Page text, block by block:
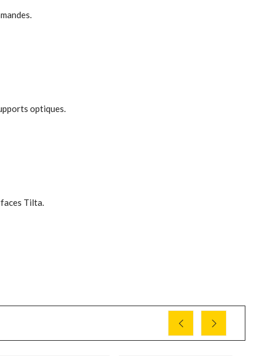
optiques.
Tilta.